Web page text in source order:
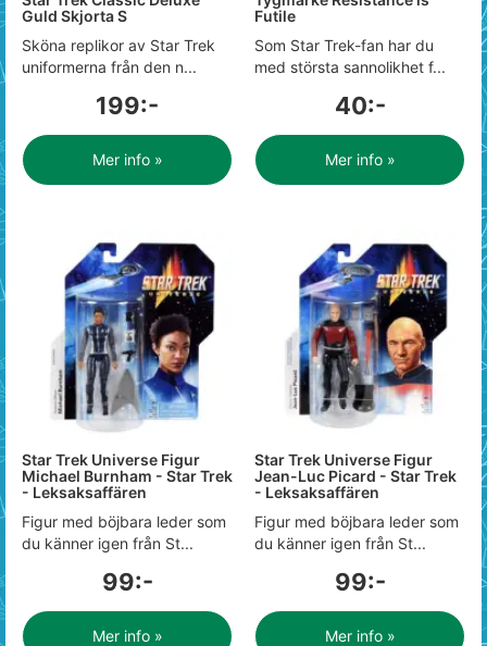
Guld Skjorta S
Sköna replikor av Star Trek
uniformerna från den n...
199:-
Mer info »
Futile
Som Star Trek-fan har du
med största sannolikhet f...
40:-
Mer info »
Star Trek Universe Figur
Michael Burnham - Star Trek
- Leksaksaffären
Figur med böjbara leder som
du känner igen från St...
99:-
Mer info »
Star Trek Universe Figur
Jean-Luc Picard - Star Trek
- Leksaksaffären
Figur med böjbara leder som
du känner igen från St...
99:-
Mer info »